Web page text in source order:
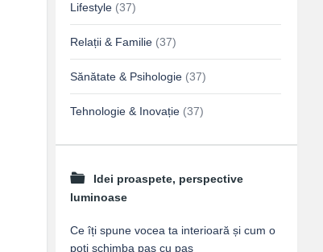
Lifestyle (37)
Relații & Familie (37)
Sănătate & Psihologie (37)
Tehnologie & Inovație (37)
Idei proaspete, perspective
luminoase
Ce îți spune vocea ta interioară și cum o
poți schimba pas cu pas